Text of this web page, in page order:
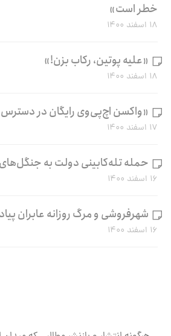
خطر است»
۱۸ اسفند ۱۴۰۰
«علیه پوتین، رکاب بزن!»
۱۸ اسفند ۱۴۰۰
«واکسن اچ‌پی‌وی رایگان در دسترس
۱۷ اسفند ۱۴۰۰
حمله تله‌کابینی دولت به
۱۶ اسفند ۱۴۰۰
شهرفروشی و مرگ روزانه عابران
۱۶ اسفند ۱۴۰۰